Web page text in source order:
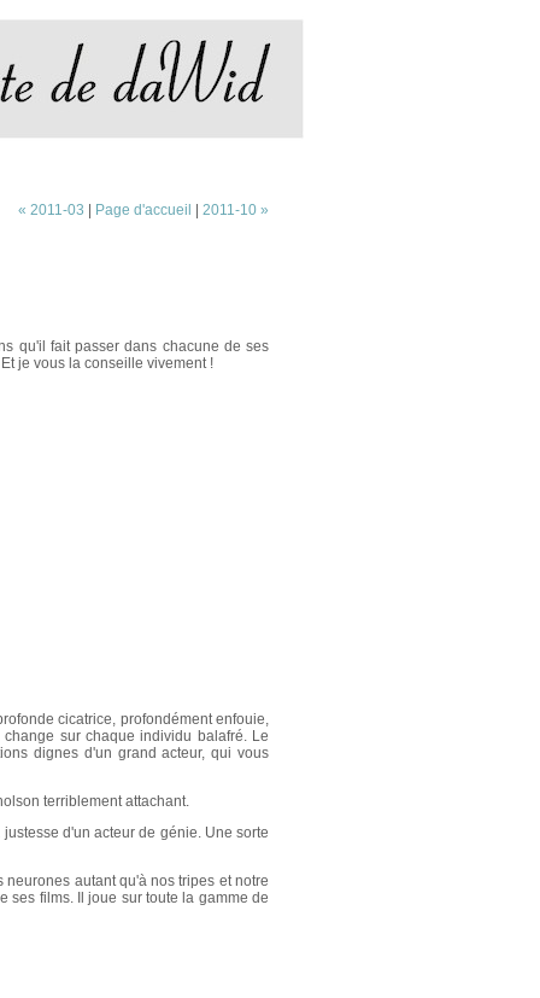
« 2011-03 Page d'accueil 2011-10 »
qu'il fait passer dans chacune de ses
Et je vous la conseille vivement !
cicatrice, profondément enfouie,
sur chaque individu balafré. Le
dignes d'un grand acteur, qui vous
terriblement attachant.
d'un acteur de génie. Une sorte
autant qu'à nos tripes et notre
ses films. Il joue sur toute la gamme de